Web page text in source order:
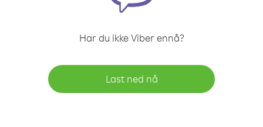
Har du ikke Viber ennå?
Last ned nå